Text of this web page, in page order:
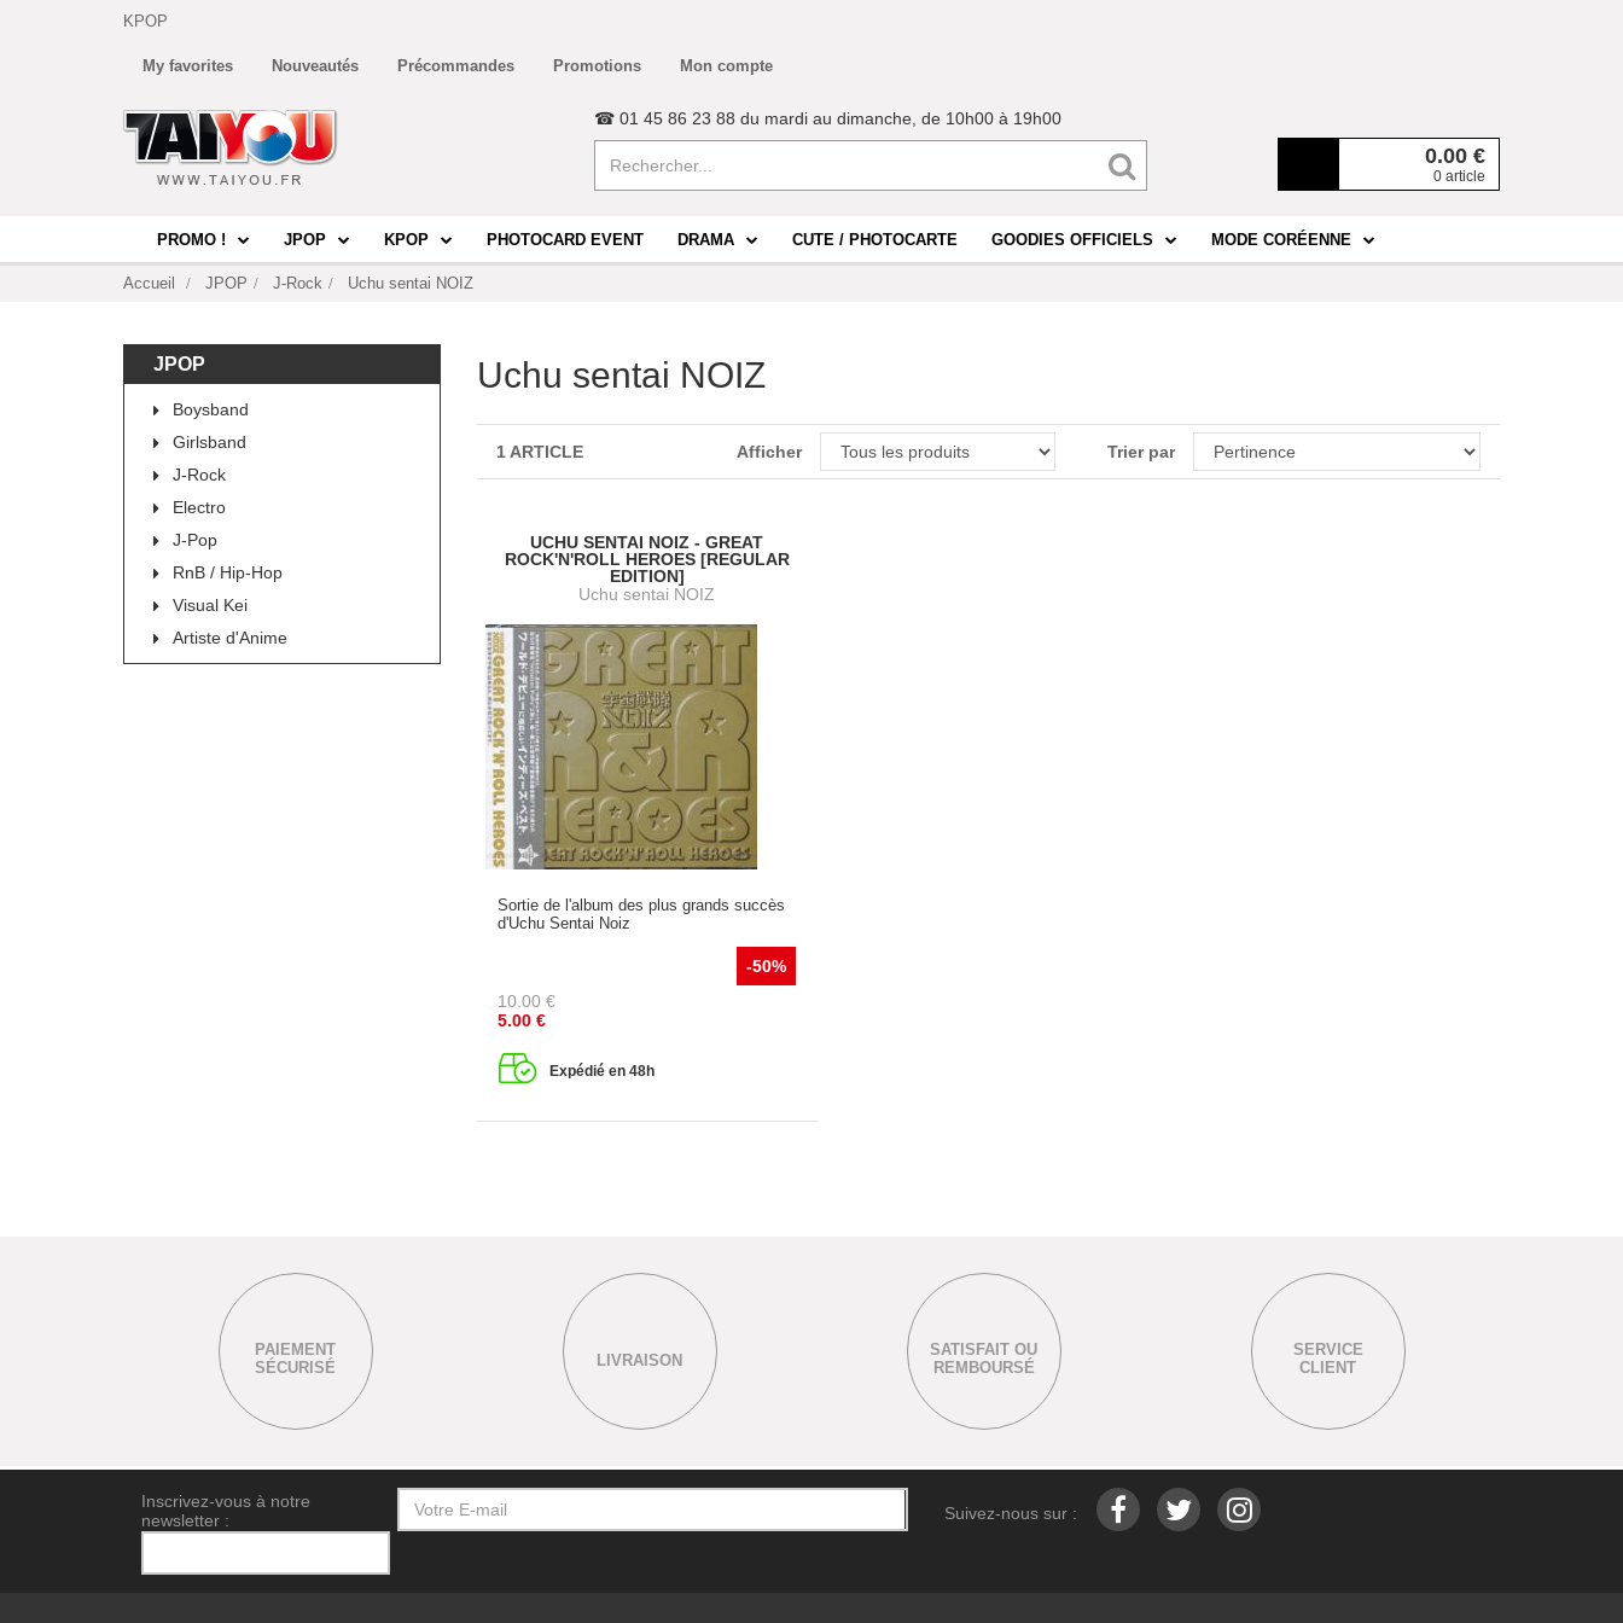
KPOP
My favorites Nouveautés Précommandes Promotions Mon compte
0.00 €
0 article
☎ 01 45 86 23 88 du mardi au dimanche, de 10h00 à 19h00
PROMO ! JPOP KPOP PHOTOCARD EVENT DRAMA CUTE / PHOTOCARTE GOODIES OFFICIELS MODE CORÉENNE
Accueil JPOP J-Rock Uchu sentai NOIZ
JPOP
Boysband
Girlsband
J-Rock
Electro
J-Pop
RnB / Hip-Hop
Visual Kei
Artiste d'Anime
Uchu sentai NOIZ
1 ARTICLE Afficher Trier par
UCHU SENTAI NOIZ - GREAT
ROCK'N'ROLL HEROES [REGULAR
EDITION]
Uchu sentai NOIZ
Sortie de l'album des plus grands succès
d'Uchu Sentai Noiz
-50%
10.00 €
5.00 €
Expédié en 48h
PAIEMENT
SÉCURISÉ
LIVRAISON
SATISFAIT OU
REMBOURSÉ
SERVICE
CLIENT
Inscrivez-vous à notre
newsletter :
Suivez-nous sur :